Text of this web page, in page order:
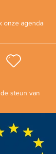
onze agenda
steun van